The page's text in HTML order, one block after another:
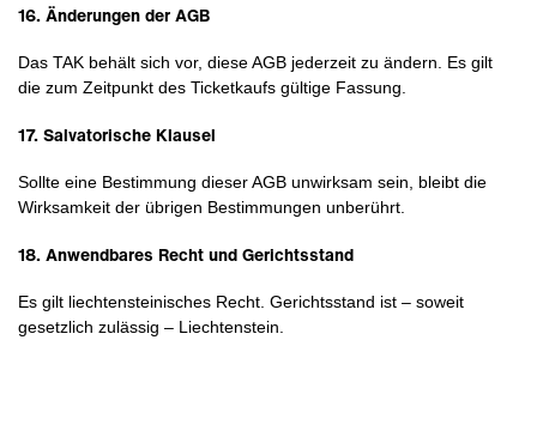
16. Änderungen der AGB
Das TAK behält sich vor, diese AGB jederzeit zu ändern. Es gilt
die zum Zeitpunkt des Ticketkaufs gültige Fassung.
17. Salvatorische Klausel
Sollte eine Bestimmung dieser AGB unwirksam sein, bleibt die
Wirksamkeit der übrigen Bestimmungen unberührt.
18. Anwendbares Recht und Gerichtsstand
Es gilt liechtensteinisches Recht. Gerichtsstand ist – soweit
gesetzlich zulässig – Liechtenstein.